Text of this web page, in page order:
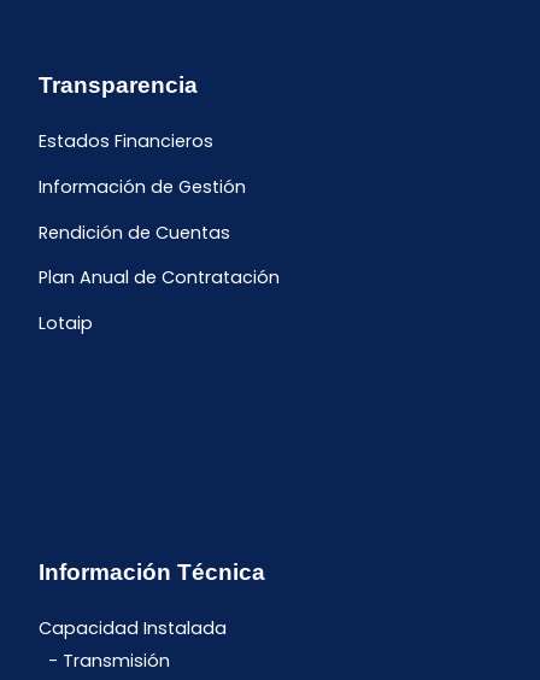
Transparencia
Estados Financieros
Información de Gestión
Rendición de Cuentas
Plan Anual de Contratación
Lotaip
Información Técnica
Capacidad Instalada
Transmisión